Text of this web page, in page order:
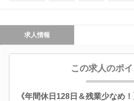
求人情報
この求人のポイ
《年間休日128日＆残業少なめ